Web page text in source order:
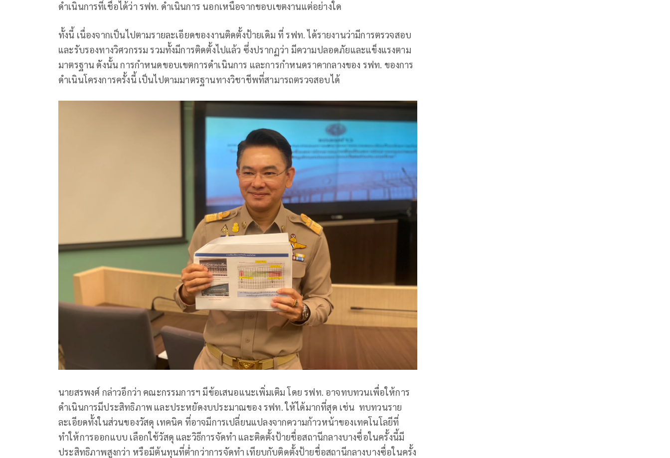
ดำเนินการที่เชื่อได้ว่า รฟท. ดำเนินการ นอกเหนือจากขอบเขตงานแต่อย่างใด
ทั้งนี้ เนื่องจากเป็นไปตามรายละเอียดของงานติดตั้งป้ายเดิม ที่ รฟท. ได้รายงานว่ามีการตรวจสอบ
และรับรองทางวิศวกรรม รวมทั้งมีการติดตั้งไปแล้ว ซึ่งปรากฏว่า มีความปลอดภัยและแข็งแรงตาม
มาตรฐาน ดังนั้น การกำหนดขอบเขตการดำเนินการ และการกำหนดราคากลางของ รฟท. ของการ
ดำเนินโครงการครั้งนี้ เป็นไปตามมาตรฐานทางวิชาชีพที่สามารถตรวจสอบได้
นายสรพงศ์ กล่าวอีกว่า คณะกรรมการฯ มีข้อเสนอแนะเพิ่มเติม โดย รฟท. อาจทบทวนเพื่อให้การ
ดำเนินการมีประสิทธิภาพ และประหยัดงบประมาณของ รฟท. ให้ได้มากที่สุด เช่น ทบทวนราย
ละเอียดทั้งในส่วนของวัสดุ เทคนิค ที่อาจมีการเปลี่ยนแปลงจากความก้าวหน้าของเทคโนโลยีที่
ทำให้การออกแบบ เลือกใช้วัสดุ และวิธีการจัดทำ และติดตั้งป้ายชื่อสถานีกลางบางซื่อในครั้งนี้มี
ประสิทธิภาพสูงกว่า หรือมีต้นทุนที่ต่ำกว่าการจัดทำ เทียบกับติดตั้งป้ายชื่อสถานีกลางบางซื่อในครั้ง